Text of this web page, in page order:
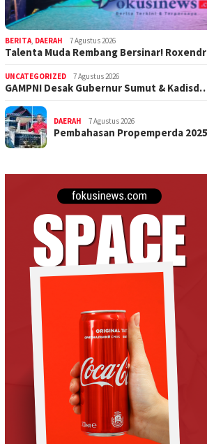
BERITA DAERAH 7 Agustus 2026
Talenta Muda Rembang Bersinar!
UNCATEGORIZED 7 Agustus 2026
GAMPNI Desak Gubernur Sumut &
DAERAH 7 Agustus 2026
Pembahasan Propemperda